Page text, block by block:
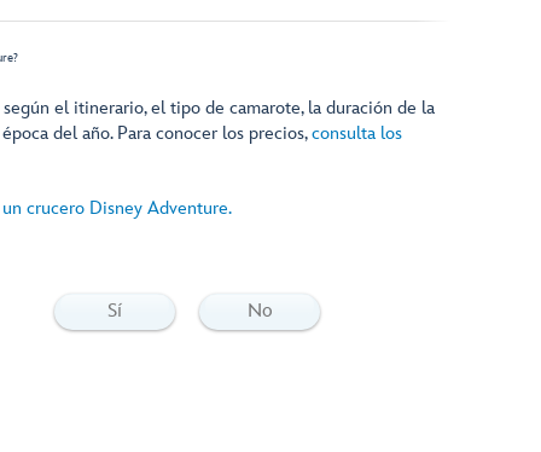
el itinerario, el tipo de camarote, la duración de la
del año. Para conocer los precios,consulta los
crucero Disney Adventure.
Sí No